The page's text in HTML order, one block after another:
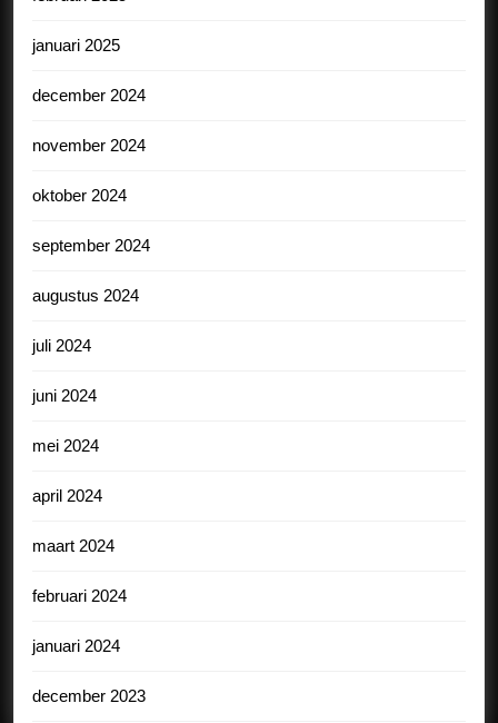
januari 2025
december 2024
november 2024
oktober 2024
september 2024
augustus 2024
juli 2024
juni 2024
mei 2024
april 2024
maart 2024
februari 2024
januari 2024
december 2023